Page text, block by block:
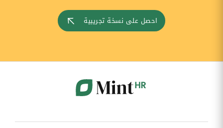
احصل على نسخة تجريبية